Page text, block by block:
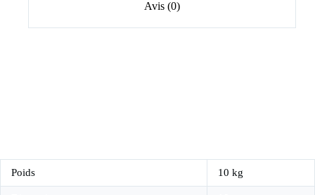
Avis (0)
Poids 10 kg